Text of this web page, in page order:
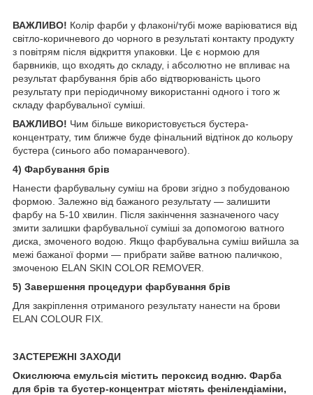
ВАЖЛИВО! Колір фарби у флаконі/тубі може варіюватися від
світло-коричневого до чорного в результаті контакту продукту
з повітрям після відкриття упаковки. Це є нормою для
барвників, що входять до складу, і абсолютно не впливає на
результат фарбування брів або відтворюваність цього
результату при періодичному використанні одного і того ж
складу фарбувальної суміші.
ВАЖЛИВО! Чим більше використовується бустера-
концентрату, тим ближче буде фінальний відтінок до кольору
бустера (синього або помаранчевого).
4) Фарбування брів
Нанести фарбувальну суміш на брови згідно з побудованою
формою. Залежно від бажаного результату — залишити
фарбу на 5-10 хвилин. Після закінчення зазначеного часу
змити залишки фарбувальної суміші за допомогою ватного
диска, змоченого водою. Якщо фарбувальна суміш вийшла за
межі бажаної форми — прибрати зайве ватною паличкою,
змоченою ELAN SKIN COLOR REMOVER.
5) Завершення процедури фарбування брів
Для закріплення отриманого результату нанести на брови
ELAN COLOUR FIX.
ЗАСТЕРЕЖНІ ЗАХОДИ
Окислююча емульсія містить пероксид водню. Фарба
для брів та бустер-концентрат містять фенілендіаміни,